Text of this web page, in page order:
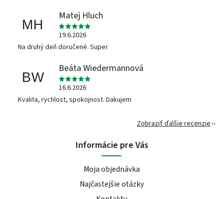
MH
Matej Hluch
19.6.2026
Na druhý deň doručené. Super
BW
Beáta Wiedermannová
16.6.2026
Kvalita, rychlost, spokojnost. Dakujem
Zobraziť ďalšie recenzie
Informácie pre Vás
Moja objednávka
Najčastejšie otázky